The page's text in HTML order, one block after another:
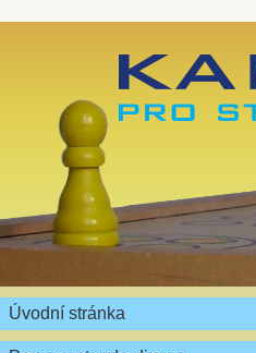
Úvodní stránka